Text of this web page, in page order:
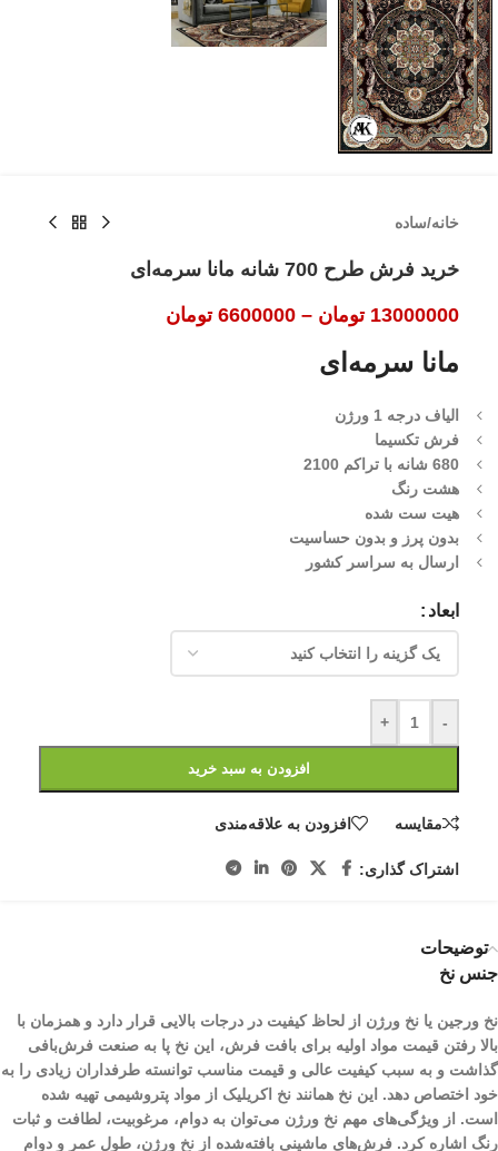
خانه/ساده
خرید فرش طرح 700 شانه مانا سرمه‌ای
13000000 تومان –
6600000 تومان
مانا سرمه‌ای
الیاف درجه 1 ورژن
فرش تکسیما
680 شانه با تراکم 2100
هشت رنگ
هیت ست شده
بدون پرز و بدون حساسیت
ارسال به سراسر کشور
ابعاد
-
+
افزودن به سبد خرید
مقایسه افزودن به علاقه‌مندی
اشتراک گذاری:
توضیحات
جنس نخ
نخ ورجین یا نخ ورژن از لحاظ کیفیت در درجات بالایی قرار دارد و همزمان با
بالا رفتن قیمت مواد اولیه برای بافت فرش، این نخ پا به صنعت فرش‌بافی
گذاشت و به سبب کیفیت عالی و قیمت مناسب توانسته طرفداران زیادی را به
خود اختصاص دهد. این نخ همانند نخ اکریلیک از مواد پتروشیمی تهیه شده
است. از ویژگی‌های مهم نخ ورژن می‌توان به دوام، مرغوبیت، لطافت و ثبات
رنگ اشاره کرد. فرش‌های ماشینی بافته‌شده از نخ ورژن، طول عمر و دوام